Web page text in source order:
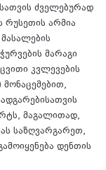
ძველებურად
რუსეთის არმია
მარაგი
კვლევების
მაგალითად,
საზღვარგარეთ,
დენთის